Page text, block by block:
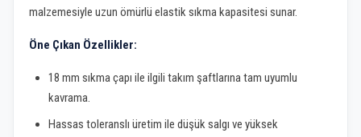
malzemesiyle uzun ömürlü elastik sıkma kapasitesi sunar.
Öne Çıkan Özellikler:
18 mm sıkma çapı ile ilgili takım şaftlarına tam uyumlu
kavrama.
Hassas toleranslı üretim ile düşük salgı ve yüksek